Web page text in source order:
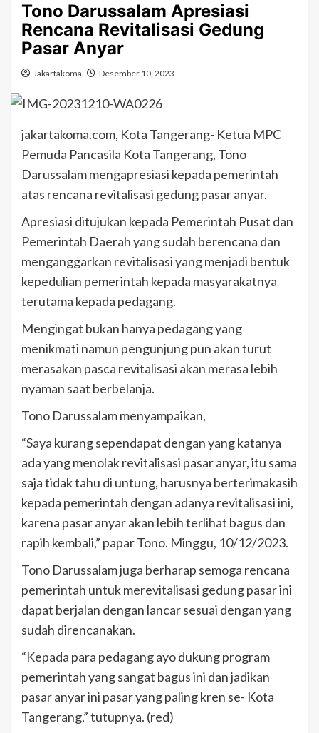
Tono Darussalam Apresiasi
Rencana Revitalisasi Gedung
Pasar Anyar
Jakartakoma Desember 10, 2023
jakartakoma.com, Kota Tangerang- Ketua MPC
Pemuda Pancasila Kota Tangerang, Tono
Darussalam mengapresiasi kepada pemerintah
atas rencana revitalisasi gedung pasar anyar.
Apresiasi ditujukan kepada Pemerintah Pusat dan
Pemerintah Daerah yang sudah berencana dan
menganggarkan revitalisasi yang menjadi bentuk
kepedulian pemerintah kepada masyarakatnya
terutama kepada pedagang.
Mengingat bukan hanya pedagang yang
menikmati namun pengunjung pun akan turut
merasakan pasca revitalisasi akan merasa lebih
nyaman saat berbelanja.
Tono Darussalam menyampaikan,
“Saya kurang sependapat dengan yang katanya
ada yang menolak revitalisasi pasar anyar, itu sama
saja tidak tahu di untung, harusnya berterimakasih
kepada pemerintah dengan adanya revitalisasi ini,
karena pasar anyar akan lebih terlihat bagus dan
rapih kembali,” papar Tono. Minggu, 10/12/2023.
Tono Darussalam juga berharap semoga rencana
pemerintah untuk merevitalisasi gedung pasar ini
dapat berjalan dengan lancar sesuai dengan yang
sudah direncanakan.
“Kepada para pedagang ayo dukung program
pemerintah yang sangat bagus ini dan jadikan
pasar anyar ini pasar yang paling kren se- Kota
Tangerang,” tutupnya. (red)